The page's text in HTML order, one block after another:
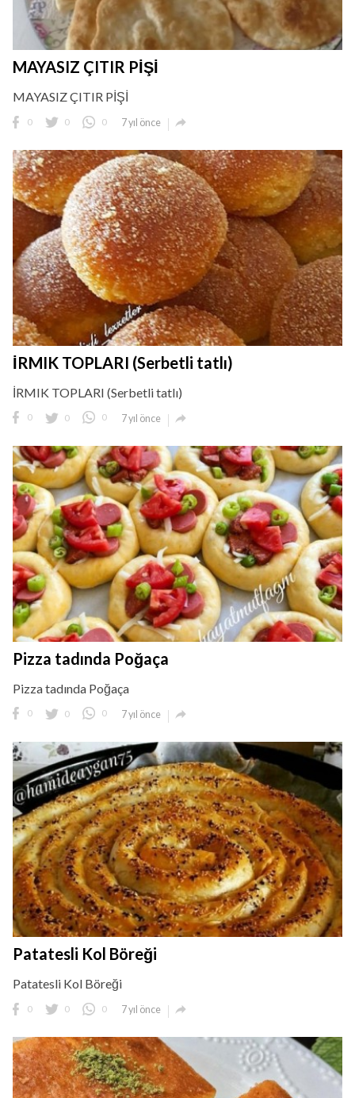
MAYASIZ ÇITIR PİŞİ
MAYASIZ ÇITIR PİŞİ
0 0 0 7 yıl önce 
İRMIK TOPLARI (Serbetli tatlı)
İRMIK TOPLARI (Serbetli tatlı)
0 0 0 7 yıl önce 
Pizza tadında Poğaça
Pizza tadında Poğaça
0 0 0 7 yıl önce 
Patatesli Kol Böreği
Patatesli Kol Böreği
0 0 0 7 yıl önce 